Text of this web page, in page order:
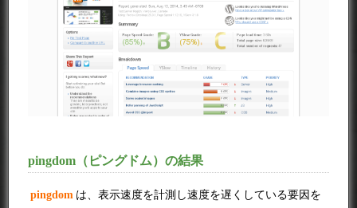
pingdom（ピングドム）の結果
pingdom は、表示速度を計測し速度を遅くしている要因を